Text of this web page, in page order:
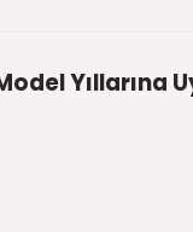
Yıllarına